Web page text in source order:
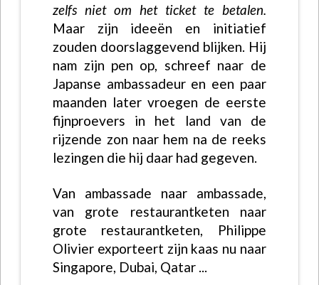
zelfs niet om het ticket te betalen.
Maar zijn ideeën en initiatief
zouden doorslaggevend blijken. Hij
nam zijn pen op, schreef naar de
Japanse ambassadeur en een paar
maanden later vroegen de eerste
fijnproevers in het land van de
rijzende zon naar hem na de reeks
lezingen die hij daar had gegeven.
Van ambassade naar ambassade,
van grote restaurantketen naar
grote restaurantketen, Philippe
Olivier exporteert zijn kaas nu naar
Singapore, Dubai, Qatar ...